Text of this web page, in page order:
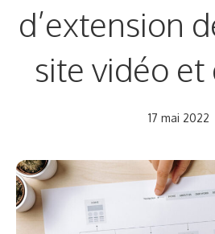
d’extension
site vidéo et
17 mai 2022